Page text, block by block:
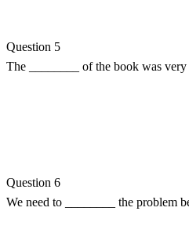
Question 5
The ________ of the book was
Question 6
We need to ________ the problem